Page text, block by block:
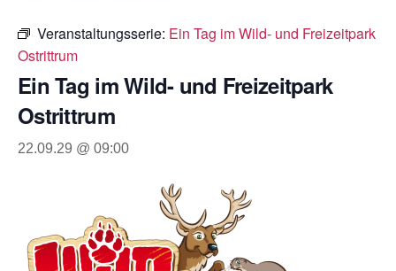
Veranstaltungsserie: Ein Tag im Wild- und Freizeitpark
Ostrittrum
Ein Tag im Wild- und Freizeitpark
Ostrittrum
22.09.29 @ 09:00